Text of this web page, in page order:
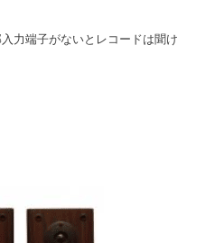
力端子がないとレコードは聞け